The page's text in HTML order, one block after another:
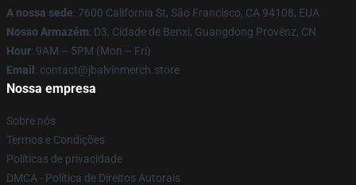
A nossa sede: 7600 California St, São Francisco, CA 94108, EUA
Nosso Armazém: D3, Cidade de Benxi, Guangdong Provënz, CN
Hour: 9AM – 5PM (Mon – Fri)
Email : contact@jbalvinmerch.store
Nossa empresa
Sobre nós
Termos e Condições
Políticas de privacidade
DMCA - Política de Direitos Autorais